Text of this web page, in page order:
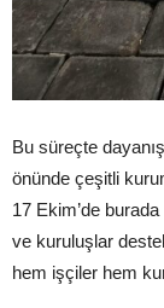
Bu süreçte
önünde çeşitli
17 Ekim’de
ve kuruluşlar
hem işçiler hem